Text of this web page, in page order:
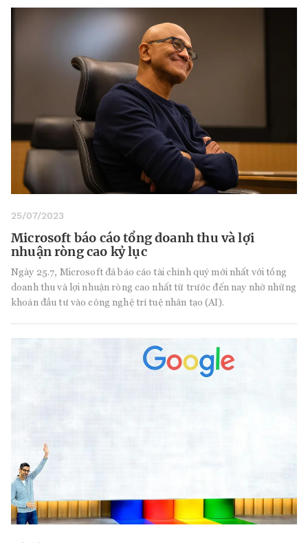
25/07/2023
Microsoft báo cáo tổng doanh thu và lợi
nhuận ròng cao kỷ lục
Ngày 25.7, Microsoft đã báo cáo tài chính quý mới nhất với tổng
doanh thu và lợi nhuận ròng cao nhất từ trước đến nay nhờ những
khoản đầu tư vào công nghệ trí tuệ nhân tạo (AI).